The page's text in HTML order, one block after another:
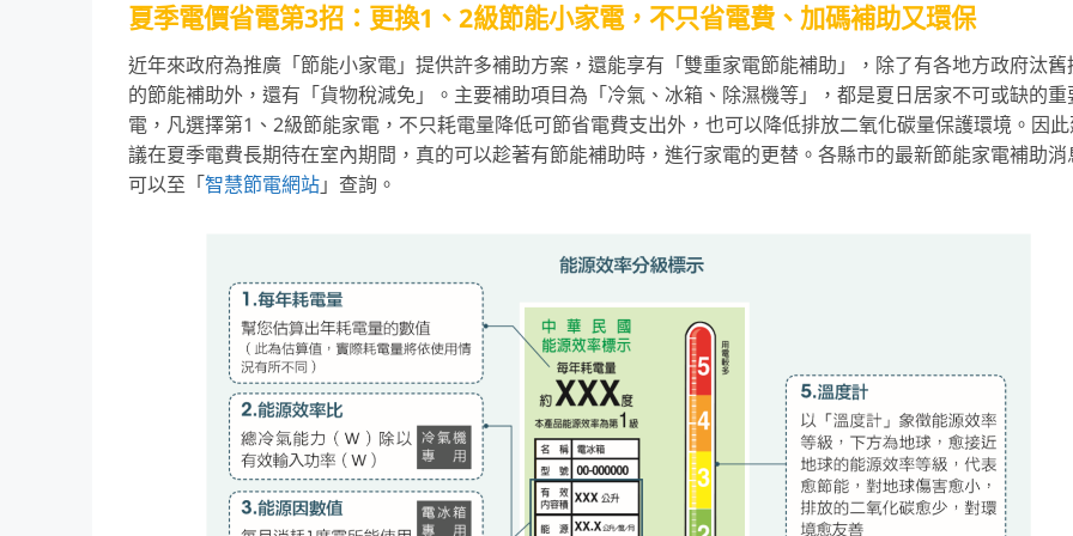
夏季電價省電第3招：更換1、2級節能小家電，不只省電費、加碼補助又環保
近年來政府為推廣「節能小家電」提供許多補助方案，還能享有「雙重家電節能補助」，除了有各地方政府汰舊
的節能補助外，還有「貨物稅減免」。主要補助項目為「冷氣、冰箱、除濕機等」，都是夏日居家不可或缺的重
電，凡選擇第1、2級節能家電，不只耗電量降低可節省電費支出外，也可以降低排放二氧化碳量保護環境。因此
議在夏季電費長期待在室內期間，真的可以趁著有節能補助時，進行家電的更替。各縣市的最新節能家電補助消
可以至「智慧節電網站」查詢。